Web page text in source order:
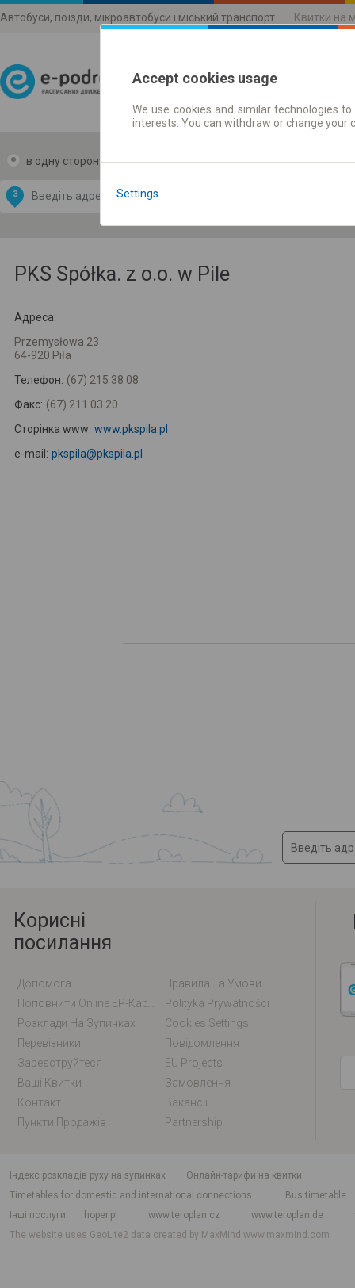
Автобуси, поїзди, мікроавтобуси і міський транспорт Квитки на
Розклади руху
в одну сторону в дві сторони
З
by
OpenStreetMap
PKS Spółka. z o.o. w Pile
Адреса:
Przemysłowa 23
64-920 Piła
Телефон: (67) 215 38 08
Факс: (67) 211 03 20
Сторінка www: www.pkspila.pl
e-mail: pkspila@pkspila.pl
Корисні
посилання
Допомога
Правила Та Умови
Polityka Prywatności
Розклади На Зупинках
Cookies Settings
Перевізники
Повідомлення
Зареєструйтеся
EU Projects
Ваші Квитки
Замовлення
Контакт
Вакансії
Пункти Продажів
Partnership
індекс розкладів руху на зупинках
Онлайн-тарифи на квитки
Timetables for domestic and international connections
Bus timetable
Інші послуги
hoper.pl www.teroplan.cz www.teroplan.de
The website uses GeoLite2 data created by MaxMindwww.maxmind.com
Accept cookies usage
We use cookies and similar technologies
interests. You can withdraw or change
Settings